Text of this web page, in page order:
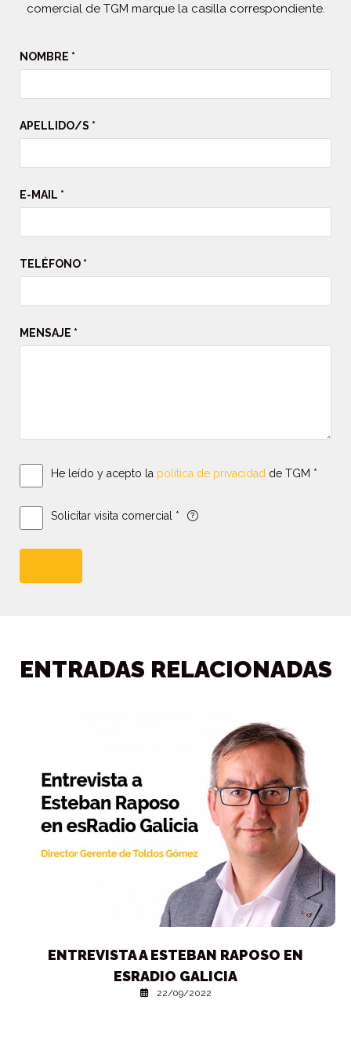
comercial de TGM marque la casilla correspondiente.
NOMBRE *
APELLIDO/S *
E-MAIL *
TELÉFONO *
MENSAJE *
He leído y acepto la política de privacidad de TGM *
Solicitar visita comercial *
ENTRADAS RELACIONADAS
ENTREVISTA A ESTEBAN RAPOSO EN
ESRADIO GALICIA
22/09/2022